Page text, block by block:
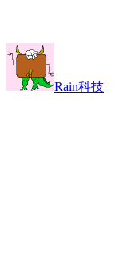
Rain科技